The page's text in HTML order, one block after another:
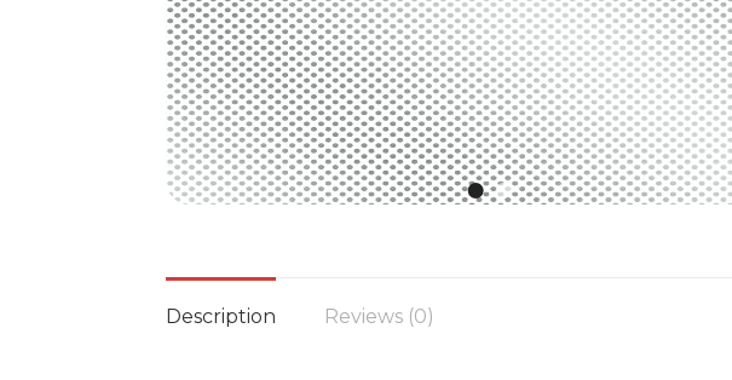
Description Reviews (0)